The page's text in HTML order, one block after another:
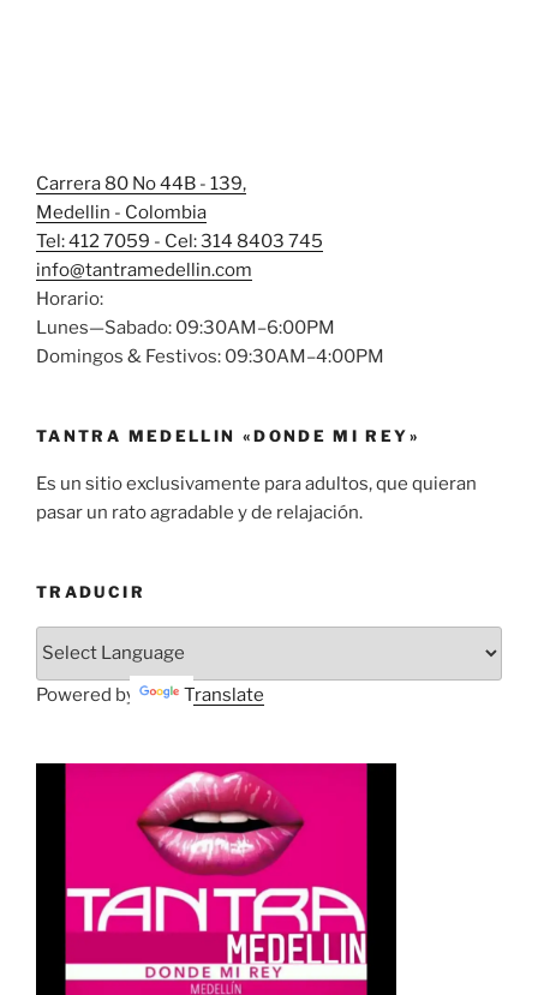
Carrera 80 No 44B - 139,
Medellin - Colombia
Tel: 412 7059 - Cel: 314 8403 745
info@tantramedellin.com
Horario:
Lunes—Sabado: 09:30AM–6:00PM
Domingos & Festivos: 09:30AM–4:00PM
TANTRA MEDELLIN «DONDE MI REY»
Es un sitio exclusivamente para adultos, que quieran
pasar un rato agradable y de relajación.
TRADUCIR
Powered by Translate